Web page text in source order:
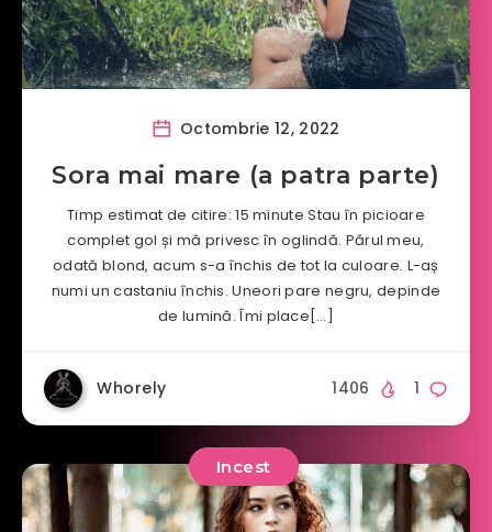
Octombrie 12, 2022
Sora mai mare (a patra parte)
Timp estimat de citire: 15 minute Stau în picioare
complet gol și mă privesc în oglindă. Părul meu,
odată blond, acum s-a închis de tot la culoare. L-aș
numi un castaniu închis. Uneori pare negru, depinde
de lumină. Îmi place[…]
Whorely 1
1406
Incest